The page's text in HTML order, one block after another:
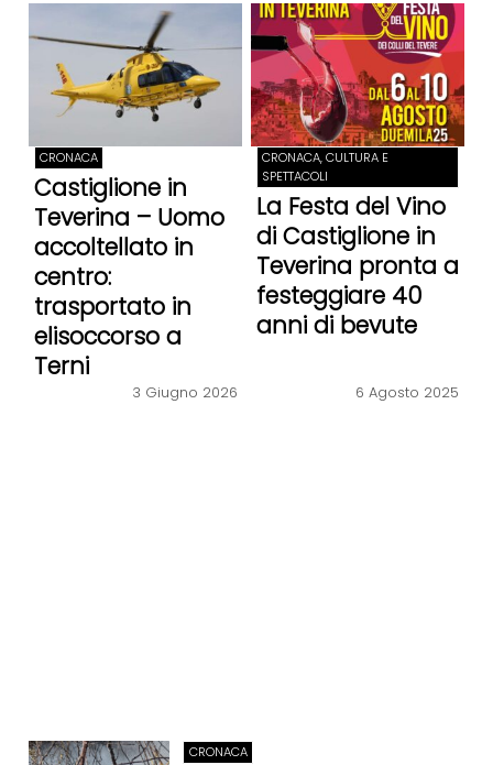
CRONACA
Castiglione in
Teverina – Uomo
accoltellato in
centro:
trasportato in
elisoccorso a
Terni
3 Giugno 2026
CRONACA, CULTURA E
SPETTACOLI
La Festa del Vino
di Castiglione in
Teverina pronta a
festeggiare 40
anni di bevute
6 Agosto 2025
CRONACA